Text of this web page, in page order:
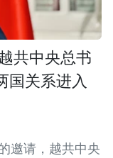
共中央总书
国关系进入
邀请，越共中央